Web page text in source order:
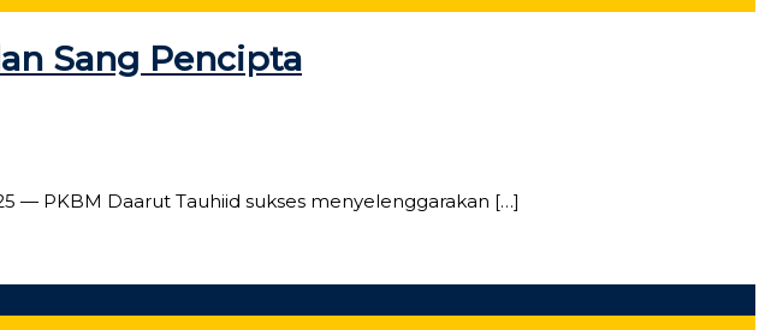
Sang Pencipta
— PKBM Daarut Tauhiid sukses menyelenggarakan […]